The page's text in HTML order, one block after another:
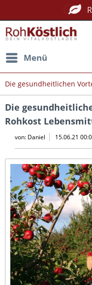
Menü
Die gesundheitlichen
Die
Rohkost
von: Daniel 15.06.21